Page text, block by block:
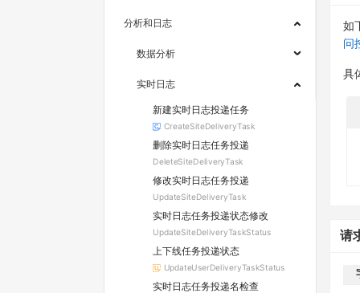
分析和日志
数据分析
实时日志
新建实时日志投递任务
CreateSiteDeliveryTask
删除实时日志任务投递
DeleteSiteDeliveryTask
修改实时日志任务投递
UpdateSiteDeliveryTask
实时日志任务投递状态修改
UpdateSiteDeliveryTaskStatus
上下线任务投递状态
UpdateUserDeliveryTaskStatus
实时日志任务投递名检查
如
问
具
请